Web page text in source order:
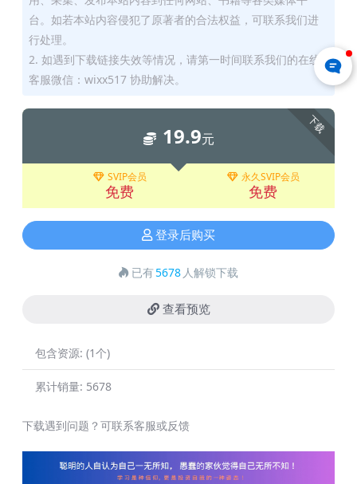
台。如若本站内容侵犯了原著者的合法权益，可联系我们进
行处理。
2. 如遇到下载链接失效等情况，请第一时间联系我们的在线
客服微信：wixx517 协助解决。
下载
19.9元
SVIP会员
免费
永久SVIP会员
免费
登录后购买
已有5678 人解锁下载
查看预览
包含资源: (1个)
累计销量: 5678
下载遇到问题？可联系客服或反馈